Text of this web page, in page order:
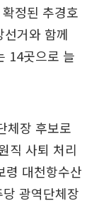
정된 추경호
거와 함께
14곳으로 늘
체장 후보로
직 사퇴 처리
령 대천항수산
광역단체장